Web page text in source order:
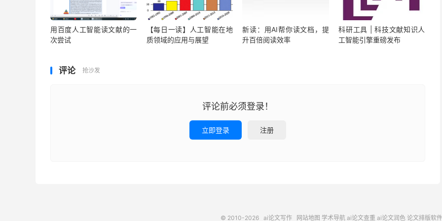
用百度人工智能读文献的一
次尝试
【每日一读】人工智能在地
质领域的应用与展望
新读：用AI帮你读文档，提
升百倍阅读效率
科研工具 | 科技文献知识人
工智能引擎重磅发布
评论 抢沙发
评论前必须登录！
立即登录 注册
© 2010-2026 ai论文写作 网站地图 学术导航 ai论文查重 ai论文润色 论文排版软件